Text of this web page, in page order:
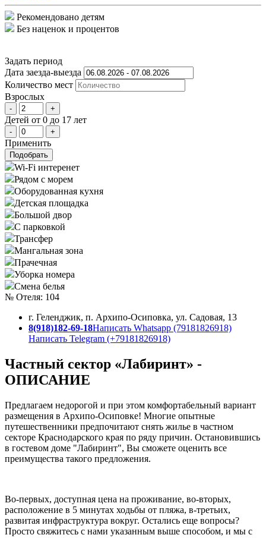
Рекомендовано детям
Без наценок и процентов
Задать период
Дата заезда-выезда
Количеcтво мест
Взрослых
- +
Детей от 0 до 17 лет
- +
Применить
Подобрать
Wi-Fi интеренет
Рядом с морем
Оборудованная кухня
Детская площадка
Большой двор
С парковкой
Трансфер
Мангальная зона
Прачечная
Уборка номера
Смена белья
№ Отеля: 104
г. Геленджик, п. Архипо-Осиповка, ул. Садовая, 13
8(918)182-69-18Написать Whatsapp (79181826918)
Написать Telegram (+79181826918)
Частный сектор «Лабиринт» -
ОПИСАНИЕ
Предлагаем недорогой и при этом комфортабельный вариант
размещения в Архипо-Осиповке! Многие опытные
путешественники предпочитают снять жилье в частном
секторе Краснодарского края по ряду причин. Остановившись
в гостевом доме "Лабиринт", Вы сможете оценить все
преимущества такого предложения.
Во-первых, доступная цена на проживание, во-вторых,
расположение в 5 минутах ходьбы от пляжа, в-третьих,
развитая инфраструктура вокруг. Остались еще вопросы?
Просто свяжитесь с нами указанным выше способом, и мы с